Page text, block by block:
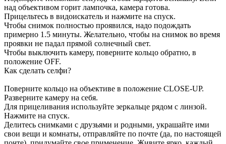
над объективом горит лампочка, камера готова.
Прицельтесь в видоискатель и нажмите на спуск.
Чтобы снимок полностью проявился, надо подождать
примерно 1.5 минуты. Желательно, чтобы на снимок во время
проявки не падал прямой солнечный свет.
Чтобы выключить камеру, поверните кольцо обратно, в
положение OFF.
Как сделать селфи?
Поверните кольцо на объективе в положение CLOSE-UP.
Разверните камеру на себя.
Для прицеливания используйте зеркальце рядом с линзой.
Нажмите на спуск.
Делитесь снимками с друзьями и родными, украшайте ими
свои вещи и комнаты, отправляйте по почте (да, по настоящей